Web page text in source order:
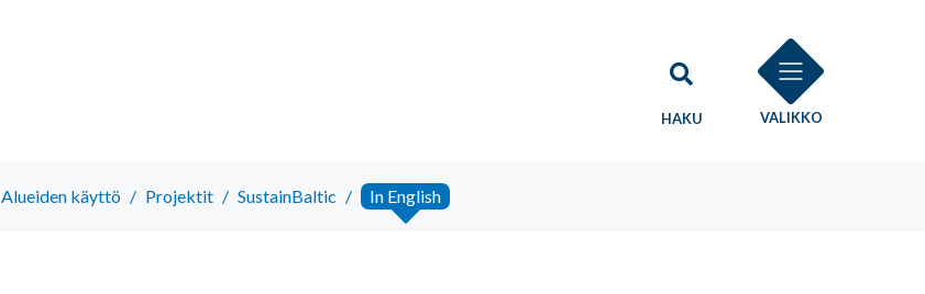
HAKU VALIKKO
Alueiden käyttö / Projektit / SustainBaltic / In English